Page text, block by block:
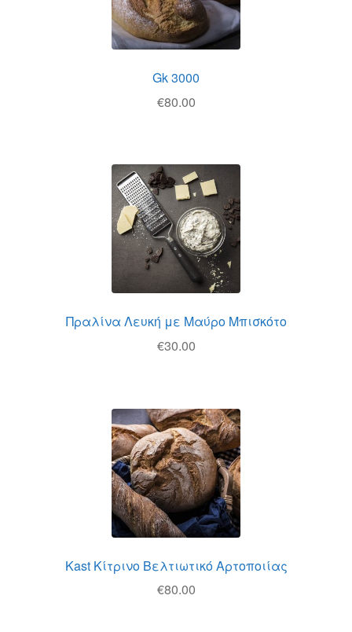
Gk 3000
€80.00
Πραλίνα Λευκή με Μαύρο Μπισκότο
€30.00
Kast Κίτρινο Βελτιωτικό Αρτοποιίας
€80.00